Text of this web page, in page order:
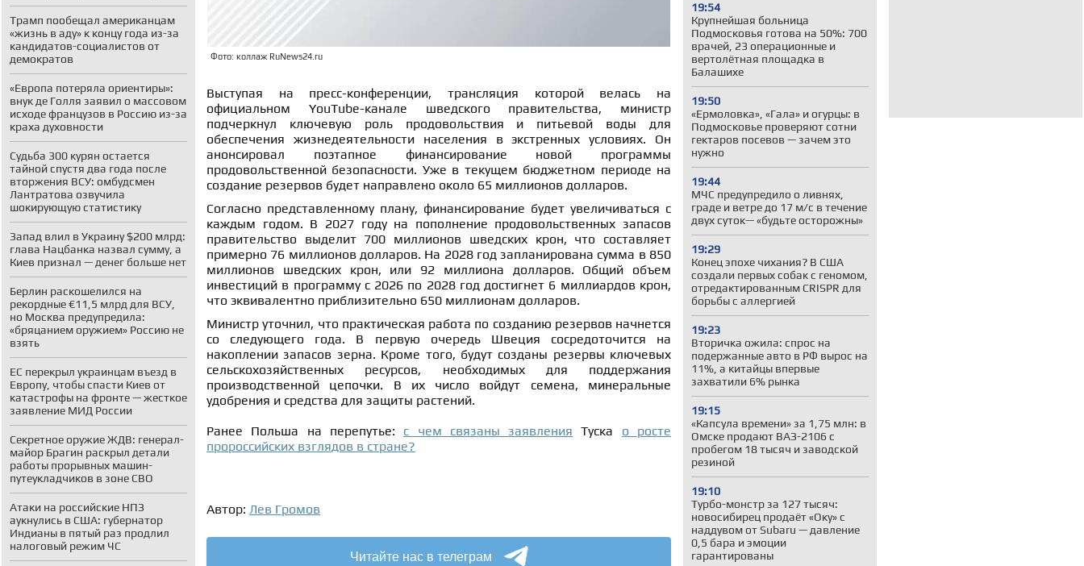
Трамп пообещал американцам
«жизнь в аду» к концу года из-за
кандидатов-социалистов от
демократов
«Европа потеряла ориентиры»:
внук де Голля заявил о массовом
исходе французов в Россию из-за
краха духовности
Судьба 300 курян остается
тайной спустя два года после
вторжения ВСУ: омбудсмен
Лантратова озвучила
шокирующую статистику
Запад влил в Украину $200 млрд:
глава Нацбанка назвал сумму, а
Киев признал — денег больше нет
Берлин раскошелился на
рекордные €11,5 млрд для ВСУ,
но Москва предупредила:
«бряцанием оружием» Россию не
взять
ЕС перекрыл украинцам въезд в
Европу, чтобы спасти Киев от
катастрофы на фронте — жесткое
заявление МИД России
Секретное оружие ЖДВ: генерал-
майор Брагин раскрыл детали
работы прорывных машин-
путеукладчиков в зоне СВО
Атаки на российские НПЗ
аукнулись в США: губернатор
Индианы в пятый раз продлил
налоговый режим ЧС
19:54
Крупнейшая больница
Подмосковья готова на 50%: 700
врачей, 23 операционные и
вертолётная площадка в
Балашихе
19:50
«Ермоловка», «Гала» и огурцы: в
Подмосковье проверяют сотни
гектаров посевов — зачем это
нужно
19:44
МЧС предупредило о ливнях,
граде и ветре до 17 м/с в течение
двух суток— «будьте осторожны»
19:29
Конец эпохе чихания? В США
создали первых собак с геномом,
отредактированным CRISPR для
борьбы с аллергией
19:23
Вторичка ожила: спрос на
подержанные авто в РФ вырос на
11%, а китайцы впервые
захватили 6% рынка
19:15
«Капсула времени» за 1,75 млн: в
Омске продают ВАЗ-2106 с
пробегом 18 тысяч и заводской
резиной
19:10
Турбо-монстр за 127 тысяч:
новосибирец продаёт «Оку» с
наддувом от Subaru — давление
0,5 бара и эмоции
гарантированы
Фото: коллаж RuNews24.ru
Выступая на пресс-конференции, трансляция которой велась на
официальном YouTube-канале шведского правительства, министр
подчеркнул ключевую роль продовольствия и питьевой воды для
обеспечения жизнедеятельности населения в экстренных условиях. Он
анонсировал поэтапное финансирование новой программы
продовольственной безопасности. Уже в текущем бюджетном периоде на
создание резервов будет направлено около 65 миллионов долларов.
Согласно представленному плану, финансирование будет увеличиваться с
каждым годом. В 2027 году на пополнение продовольственных запасов
правительство выделит 700 миллионов шведских крон, что составляет
примерно 76 миллионов долларов. На 2028 год запланирована сумма в 850
миллионов шведских крон, или 92 миллиона долларов. Общий объем
инвестиций в программу с 2026 по 2028 год достигнет 6 миллиардов крон,
что эквивалентно приблизительно 650 миллионам долларов.
Министр уточнил, что практическая работа по созданию резервов начнется
со следующего года. В первую очередь Швеция сосредоточится на
накоплении запасов зерна. Кроме того, будут созданы резервы ключевых
сельскохозяйственных ресурсов, необходимых для поддержания
производственной цепочки. В их число войдут семена, минеральные
удобрения и средства для защиты растений.
Ранее Польша на перепутье: с чем связаны заявления Туска о росте
пророссийских взглядов в стране?
Автор: Лев Громов
Читайте нас в телеграм